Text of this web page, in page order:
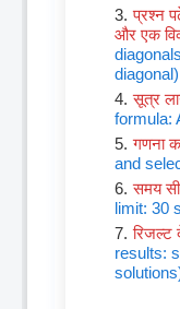
प्रश्न
और एक
diagonal)
सूत्र
formula:
गणना
and
समय
limit: 30
रिजल्ट
results: